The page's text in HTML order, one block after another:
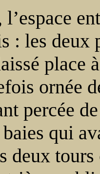
l’espace
: les
place
ornée
percée
qui
deux